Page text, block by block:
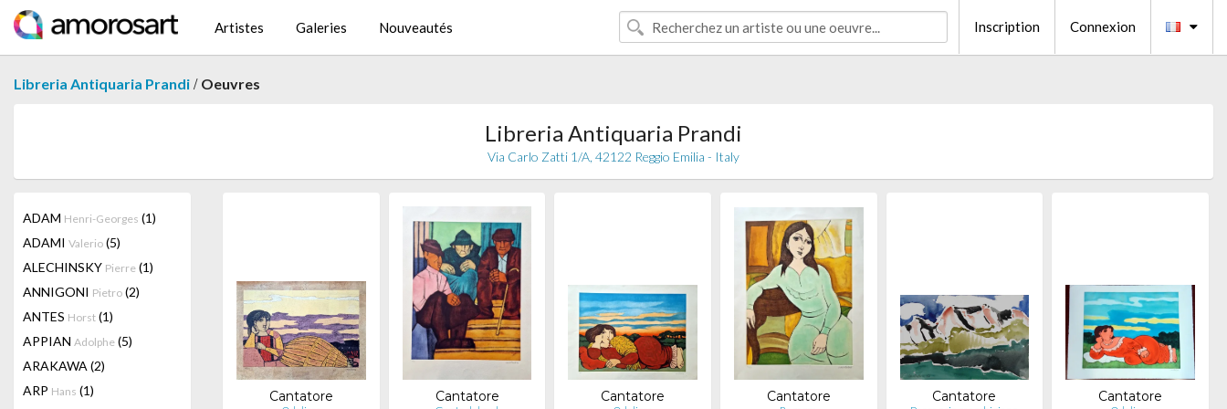
Artistes Galeries Nouveautés Inscription Connexion
Libreria Antiquaria Prandi / Oeuvres
Libreria Antiquaria Prandi
Via Carlo Zatti 1/A, 42122 Reggio Emilia - Italy
ADAM Henri-Georges (1)
ADAMI Valerio (5)
ALECHINSKY Pierre (1)
ANNIGONI Pietro (2)
ANTES Horst (1)
APPIAN Adolphe (5)
ARAKAWA (2)
ARP Hans (1)
Cantatore Cantatore Cantatore Cantatore Cantatore Cantatore